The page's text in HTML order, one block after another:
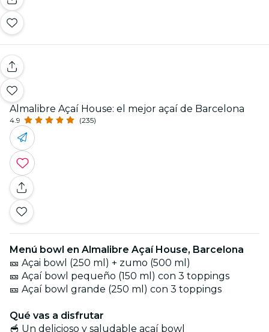
Almalibre Açaí House: el mejor açaí de Barcelona
4.9 (235)
Menú bowl en Almalibre Açaí House, Barcelona
🎫 Açai bowl (250 ml) + zumo (500 ml)
🎫 Açaí bowl pequeño (150 ml) con 3 toppings
🎫 Açaí bowl grande (250 ml) con 3 toppings
Qué vas a disfrutar
🥣 Un delicioso y saludable açaí bowl